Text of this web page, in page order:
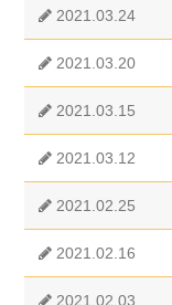
2021.03.24
2021.03.20
2021.03.15
2021.03.12
2021.02.25
2021.02.16
2021.02.03